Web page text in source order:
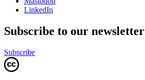
LinkedIn
Subscribe to our newsletter
Subscribe